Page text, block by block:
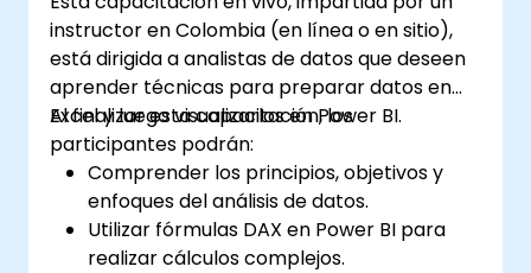
instructor en Colombia (en línea o en sitio),
está dirigida a analistas de datos que deseen
aprender técnicas para preparar datos en
Excel y luego visualizarlos en Power BI.
Al finalizar esta capacitación, los
participantes podrán:
Comprender los principios, objetivos y
enfoques del análisis de datos.
Utilizar fórmulas DAX en Power BI para
realizar cálculos complejos.